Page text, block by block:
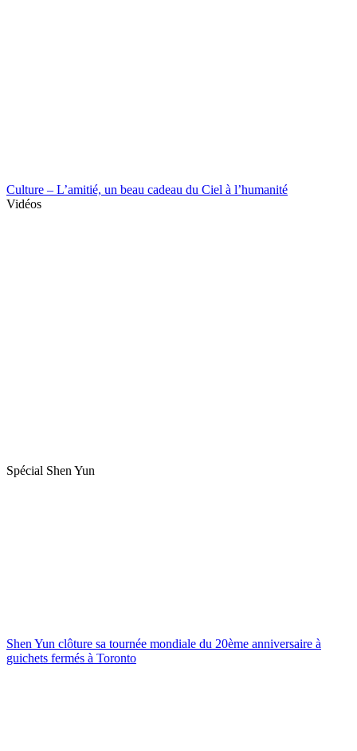
Culture – L’amitié, un beau cadeau du Ciel à l’humanité
Vidéos
Spécial Shen Yun
Shen Yun clôture sa tournée mondiale du 20ème anniversaire à
guichets fermés à Toronto